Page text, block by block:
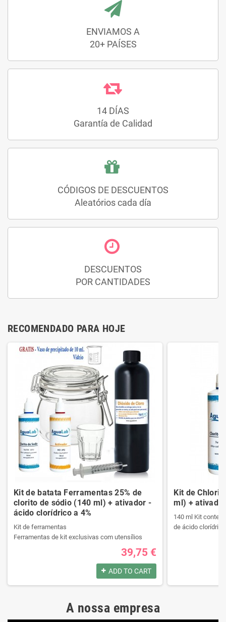
ENVIAMOS A
20+ PAÍSES
14 DÍAS
Garantía de Calidad
CÓDIGOS DE DESCUENTOS
Aleatórios cada día
DESCUENTOS
POR CANTIDADES
RECOMENDADO PARA HOJE
Kit de batata Ferramentas 25% de
clorito de sódio (140 ml) + ativador -
ácido clorídrico a 4%
Kit de ferramentas
Ferramentas de kit exclusivas com utensílios
Ele contém um manual passo a passo.
Veja o conteúdo do kit na descrição.
Ferramentas de kit exclusivas com utensílios
39,75 €
ADD TO CART
Kit de
ml) +
140 ml Kit
de ácido clorídrico
A nossa empresa